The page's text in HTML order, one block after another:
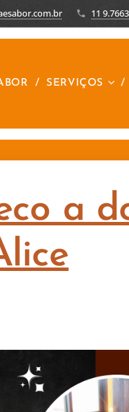
11
SERVIÇOS
a